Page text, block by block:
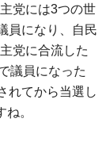
党には3つの世
員になり、自民
党に合流した
議員になった
れてから当選し
。